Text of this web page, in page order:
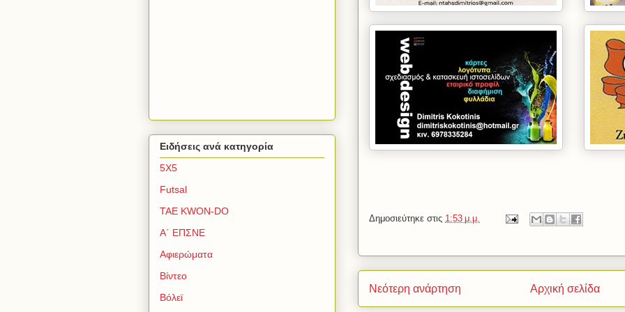
Δημοσιεύτηκε στις 1:53 μ.μ.
Νεότερη ανάρτηση Αρχική σελίδα
Ειδήσεις ανά κατηγορία
5Χ5
Futsal
TAE KWON-DO
Α΄ ΕΠΣΝΕ
Αφιερώματα
Βίντεο
Βόλεϊ